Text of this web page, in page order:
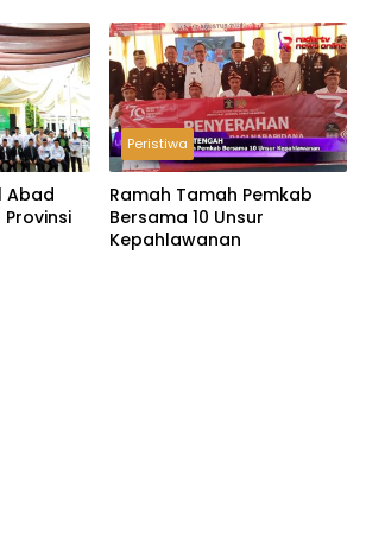
Abad
Provinsi
Peristiwa
Ramah Tamah Pemkab
Bersama 10 Unsur
Kepahlawanan